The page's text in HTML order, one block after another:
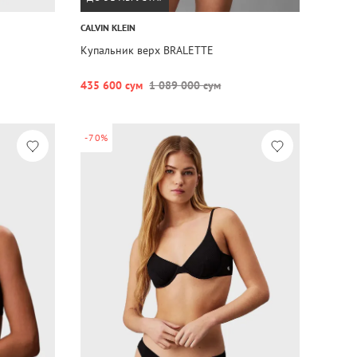
CALVIN KLEIN
Купальник верх BRALETTE
435 600 сум 1 089 000 сум
-70%